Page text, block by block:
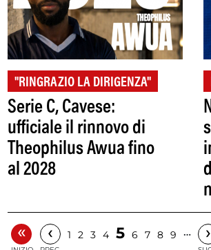
"RINGRAZIO LA DIRIGENZA"
Serie C, Cavese:
ufficiale il rinnovo di
Theophilus Awua fino
al 2028
« ‹ 1 2 3 4 5 6 7 8 9 … ›